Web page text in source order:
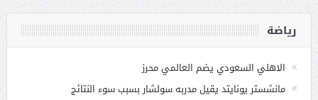
رياضة
الاهلي السعودي يضم العالمي محرز
مانشستر يونايتد يقيل مدربه سولشار بسبب سوء النتائج